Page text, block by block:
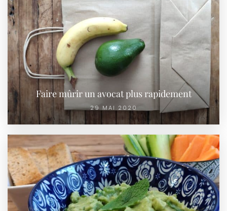
Faire mûrir un avocat plus rapidement
29 MAI 2020